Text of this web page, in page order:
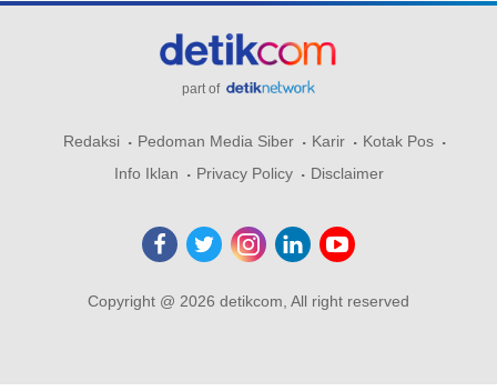
part of
Redaksi Pedoman Media Siber Karir
Kotak Pos
Info Iklan
Privacy Policy Disclaimer
Copyright @ 2026 detikcom, All right reserved